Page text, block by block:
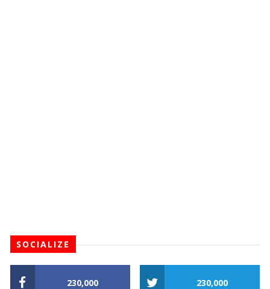
SOCIALIZE
230,000 230,000